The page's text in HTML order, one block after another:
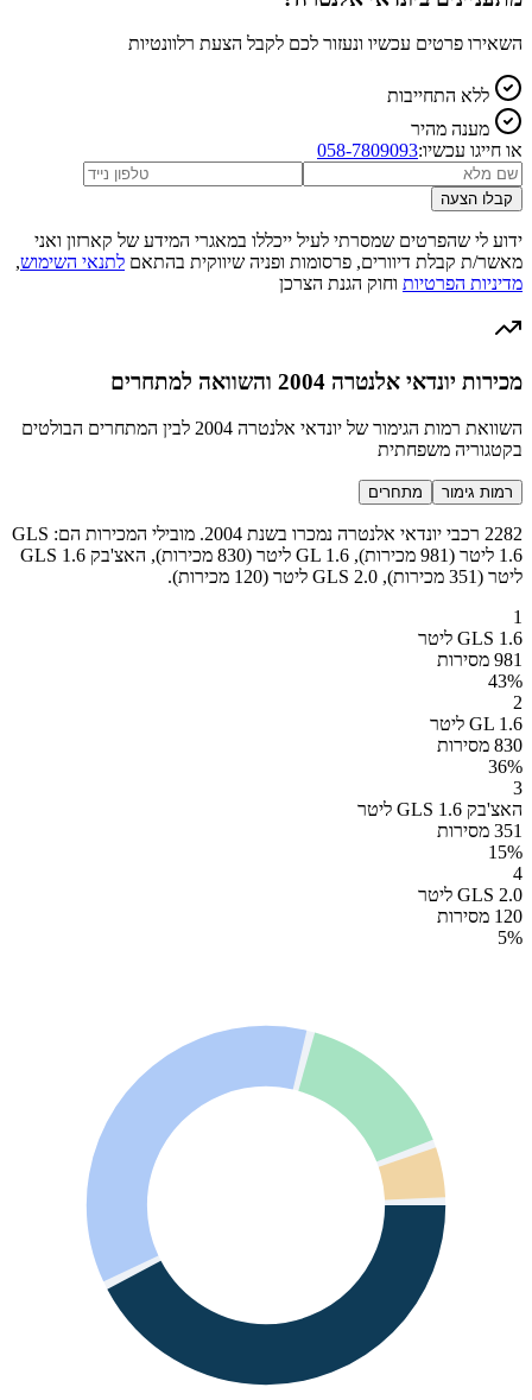
השאירו פרטים עכשיו ונעזור לכם לקבל הצעת רלוונטיות
ללא התחייבות
מענה מהיר
או חייגו עכשיו:058-7809093
קבלו הצעה
ידוע לי שהפרטים שמסרתי לעיל ייכללו במאגרי המידע של קארזון ואני
מאשר/ת קבלת דיוורים, פרסומות ופניה שיווקית בהתאם לתנאי השימוש,
מדיניות הפרטיות וחוק הגנת הצרכן
מכירות יונדאי אלנטרה 2004 והשוואה למתחרים
השוואת רמות הגימור של יונדאי אלנטרה 2004 לבין המתחרים הבולטים
בקטגוריה משפחתית
רמות גימור מתחרים
2282 רכבי יונדאי אלנטרה נמכרו בשנת 2004. מובילי המכירות הם: GLS
1.6 ליטר (981 מכירות), GL 1.6 ליטר (830 מכירות), האצ'בק GLS 1.6
ליטר (351 מכירות), GLS 2.0 ליטר (120 מכירות).
1
GLS 1.6 ליטר
981 מסירות
43%
2
GL 1.6 ליטר
830 מסירות
36%
3
האצ'בק GLS 1.6 ליטר
351 מסירות
15%
4
GLS 2.0 ליטר
120 מסירות
5%